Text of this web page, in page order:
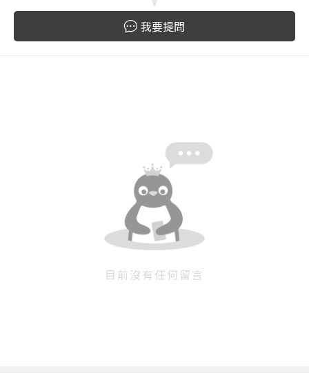
忘記密碼 註冊
我要提問
目前沒有任何留言